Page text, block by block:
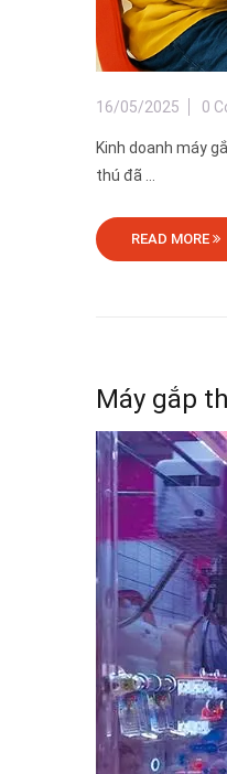
16/05/2025 0
Kinh doanh máy
thú đã ...
READ MORE
Máy gắp